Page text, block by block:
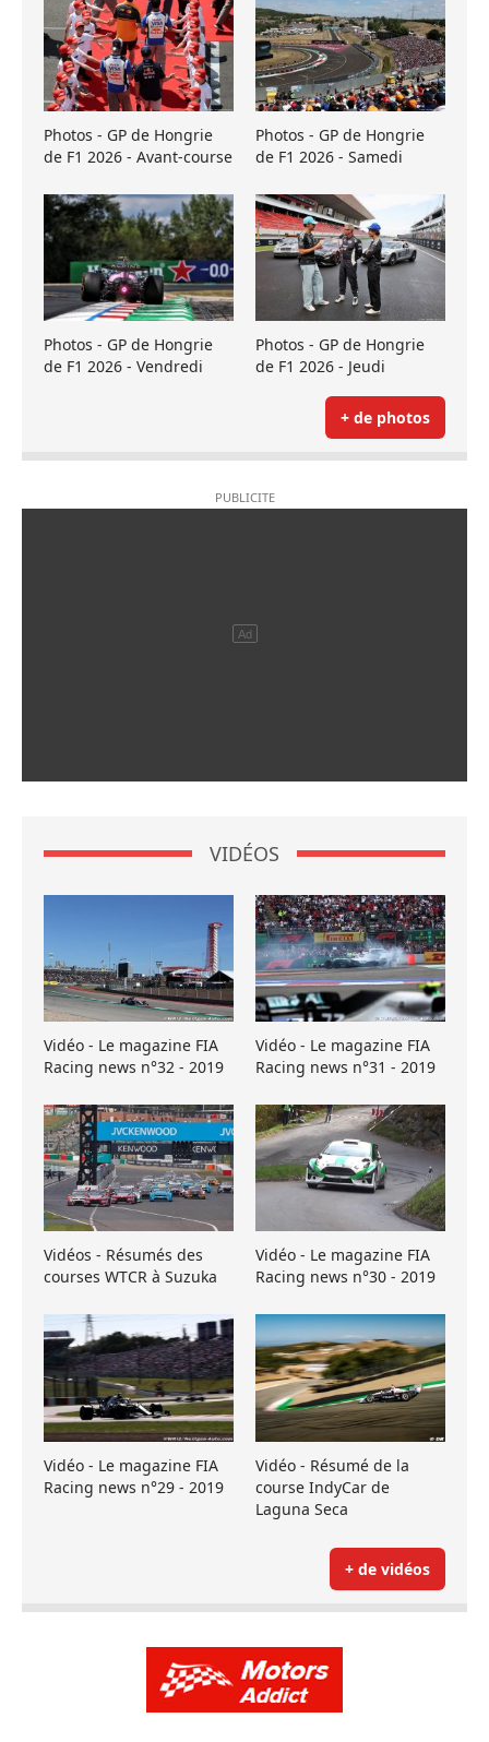
Photos - GP de Hongrie
de F1 2026 - Avant-course
Photos - GP de Hongrie
de F1 2026 - Samedi
Photos - GP de Hongrie
de F1 2026 - Vendredi
Photos - GP de Hongrie
de F1 2026 - Jeudi
+ de photos
VIDÉOS
Vidéo - Le magazine FIA
Racing news n°32 - 2019
Vidéo - Le magazine FIA
Racing news n°31 - 2019
Vidéos - Résumés des
courses WTCR à Suzuka
Vidéo - Le magazine FIA
Racing news n°30 - 2019
Vidéo - Le magazine FIA
Racing news n°29 - 2019
Vidéo - Résumé de la
course IndyCar de
Laguna Seca
+ de vidéos